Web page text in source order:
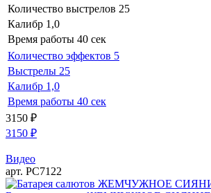
Количество выстрелов 25
Калибр 1,0
Время работы 40 сек
Количество эффектов 5
Выстрелы 25
Калибр 1,0
Время работы 40 сек
3150 ₽
3150 ₽
Видео
арт. РС7122